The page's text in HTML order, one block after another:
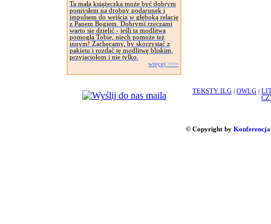
Ta mała książeczka może być dobrym
pomysłem na drobny podarunek i
impulsem do wejścia w głęboką relację
z Panem Bogiem. Dobrymi rzeczami
warto się dzielić - jeśli ta modlitwa
pomogła Tobie, niech pomoże też
innym! Zachęcamy, by skorzystać z
pakietu i rozdać tę modlitwę bliskim,
przyjaciołom i nie tylko.
więcej >>>
TEKSTY ILG OWLG
© Copyright by Konferencja